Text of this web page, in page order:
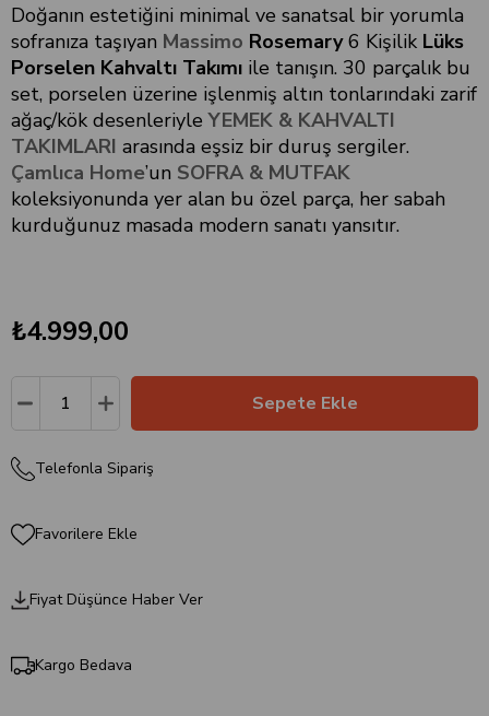
Doğanın estetiğini minimal ve sanatsal bir yorumla
sofranıza taşıyan Massimo Rosemary6 Kişilik Lüks
Porselen Kahvaltı Takımı ile tanışın. 30 parçalık bu
set, porselen üzerine işlenmiş altın tonlarındaki zarif
ağaç/kök desenleriyleYEMEK & KAHVALTI
TAKIMLARI arasında eşsiz bir duruş sergiler.
Çamlıca Home’un SOFRA & MUTFAK
koleksiyonunda yer alan bu özel parça, her sabah
kurduğunuz masada modern sanatı yansıtır.
₺4.999,00
Telefonla Sipariş
Favorilere Ekle
Fiyat Düşünce Haber Ver
Kargo Bedava